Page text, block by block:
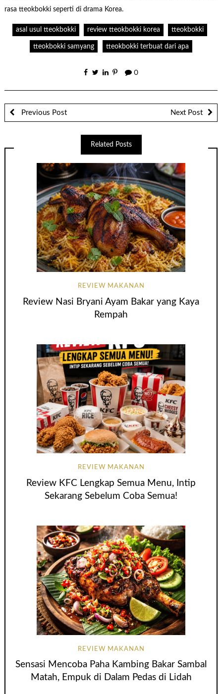
rasa tteokbokki seperti di drama Korea.
asal usul tteokbokki review tteokbokki korea tteokbokki
tteokbokki samyang tteokbokki terbuat dari apa
0
Previous Post Next Post
Related Posts
REVIEW MAKANAN
Review Nasi Bryani Ayam Bakar yang Kaya
Rempah
REVIEW MAKANAN
Review KFC Lengkap Semua Menu, Intip
Sekarang Sebelum Coba Semua!
REVIEW MAKANAN
Sensasi Mencoba Paha Kambing Bakar Sambal
Matah, Empuk di Dalam Pedas di Lidah